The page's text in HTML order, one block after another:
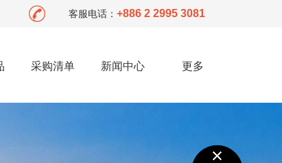
客服电话： +886 2 2995 3081
采购清单 新闻中心 更多